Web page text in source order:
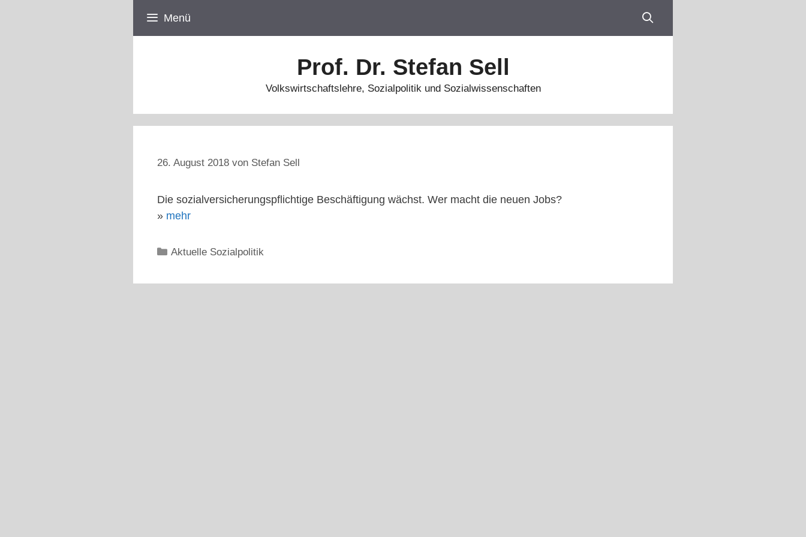
Menü
Prof. Dr. Stefan Sell
Volkswirtschaftslehre, Sozialpolitik und Sozialwissenschaften
26. August 2018 von Stefan Sell
Die sozialversicherungspflichtige Beschäftigung wächst. Wer macht die neuen Jobs?
» mehr
Kategorien
Aktuelle Sozialpolitik